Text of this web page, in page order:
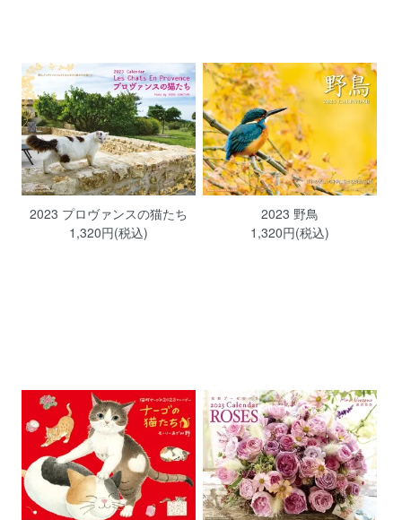
2023 プロヴァンスの猫たち
1,320円(税込)
2023 野鳥
1,320円(税込)